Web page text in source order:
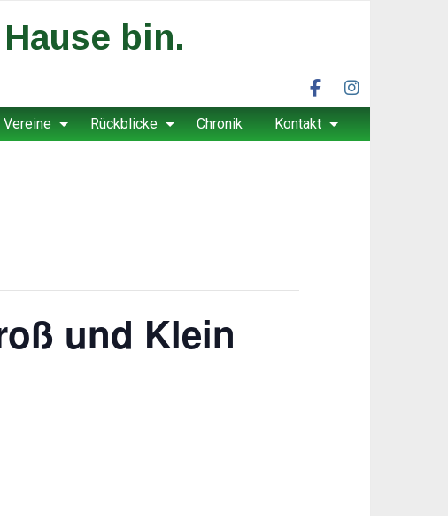
bin.
facebookseite
unser
grambow
unser
Vereine Rückblicke Chronik Kontakt
und Klein